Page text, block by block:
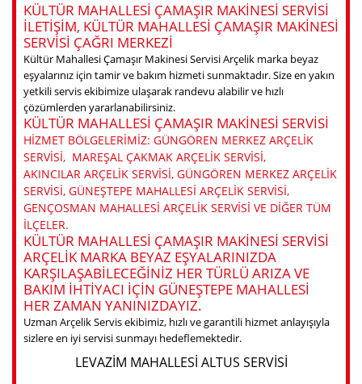
KÜLTÜR MAHALLESI ÇAMAŞIR MAKINESI SERVISI
ILETIŞIM, KÜLTÜR MAHALLESI ÇAMAŞIR MAKINESI
SERVISI ÇAĞRI MERKEZI
Kültür Mahallesi Çamaşır Makinesi Servisi Arçelik marka beyaz
eşyalarınız için tamir ve bakım hizmeti sunmaktadır. Size en yakın
yetkili servis ekibimize ulaşarak randevu alabilir ve hızlı
çözümlerden yararlanabilirsiniz.
KÜLTÜR MAHALLESI ÇAMAŞIR MAKINESI SERVISI
HIZMET BÖLGELERIMIZ: GÜNGÖREN MERKEZ ARÇELIK
SERVISI, MAREŞAL ÇAKMAK ARÇELIK SERVISI,
AKINCILAR ARÇELIK SERVISI, GÜNGÖREN MERKEZ ARÇELIK
SERVISI, GÜNEŞTEPE MAHALLESI ARÇELIK SERVISI,
GENÇOSMAN MAHALLESI ARÇELIK SERVISI VE DIĞER TÜM
ILÇELER.
KÜLTÜR MAHALLESI ÇAMAŞIR MAKINESI SERVISI
ARÇELIK MARKA BEYAZ EŞYALARINIZDA
KARŞILAŞABILECEĞINIZ HER TÜRLÜ ARIZA VE
BAKIM IHTIYACI IÇIN GÜNEŞTEPE MAHALLESI
HER ZAMAN YANINIZDAYIZ.
Uzman Arçelik Servis ekibimiz, hızlı ve garantili hizmet anlayışıyla
sizlere en iyi servisi sunmayı hedeflemektedir.
LEVAZIM MAHALLESI ALTUS SERVISI